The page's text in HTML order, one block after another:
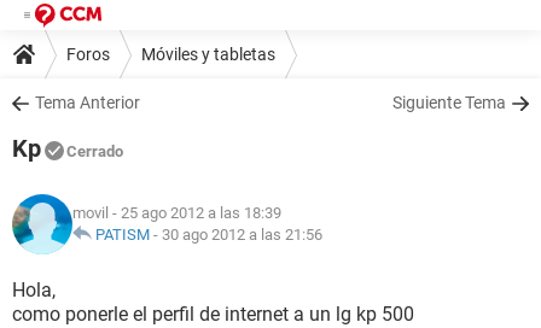
Foros Móviles y tabletas
Tema Anterior Siguiente Tema
Kp Cerrado
movil - 25 ago 2012 a las 18:39
PATISM - 30 ago 2012 a las 21:56
Hola,
como ponerle el perfil de internet a un lg kp 500